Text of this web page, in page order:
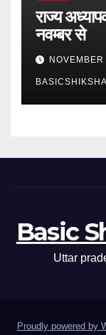
राज्य
नवम्बर से
Basic
Uttar
Proudly powered by